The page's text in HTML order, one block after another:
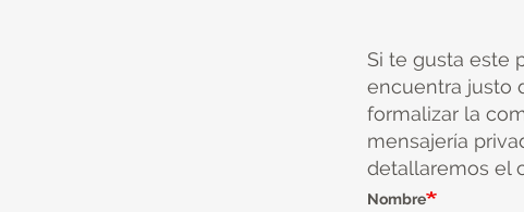
Si te gusta este
encuentra justo
formalizar la
mensajería
detallaremos el
Nombre